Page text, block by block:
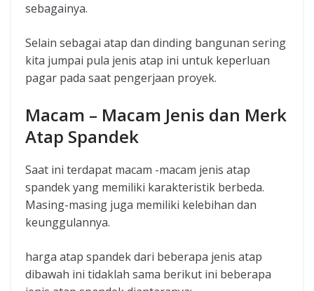
sebagainya.
Selain sebagai atap dan dinding bangunan sering
kita jumpai pula jenis atap ini untuk keperluan
pagar pada saat pengerjaan proyek.
Macam – Macam Jenis dan Merk
Atap Spandek
Saat ini terdapat macam -macam jenis atap
spandek yang memiliki karakteristik berbeda.
Masing-masing juga memiliki kelebihan dan
keunggulannya.
harga atap spandek dari beberapa jenis atap
dibawah ini tidaklah sama berikut ini beberapa